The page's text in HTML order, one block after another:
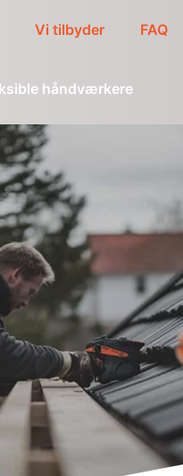
Vi tilbyder FAQ
håndværkere